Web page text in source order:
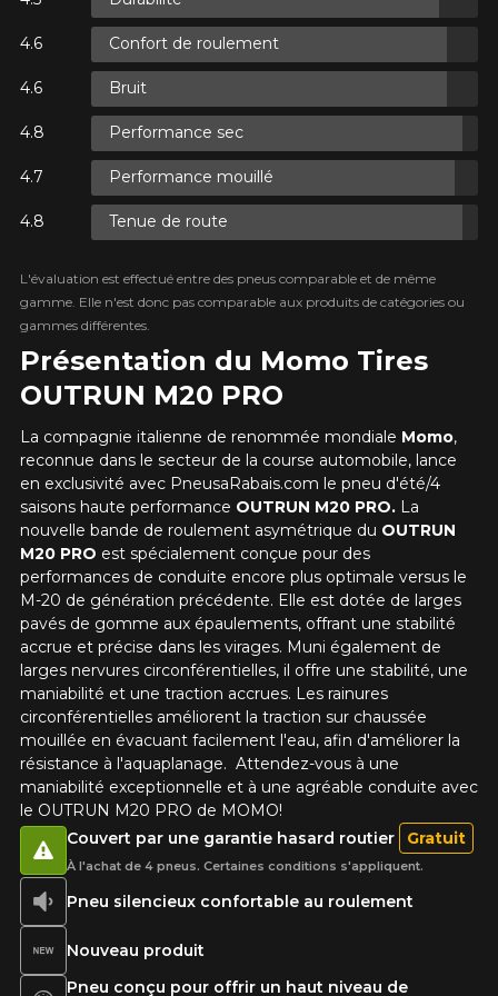
SUR
SUR
Présentation du Momo Tires
OUTRUN M20 PRO
La compagnie italienne de renommée mondiale Momo,
reconnue dans le secteur de la course automobile, lance
en exclusivité avec PneusaRabais.com le pneu d'été/4
saisons haute performance OUTRUN M20 PRO. La
nouvelle bande de roulement asymétrique du OUTRUN
M20 PRO est spécialement conçue pour des
performances de conduite encore plus optimale versus le
M-20 de génération précédente. Elle est dotée de larges
pavés de gomme aux épaulements, offrant une stabilité
accrue et précise dans les virages. Muni également de
larges nervures circonférentielles, il offre une stabilité, une
maniabilité et une traction accrues. Les rainures
circonférentielles améliorent la traction sur chaussée
mouillée en évacuant facilement l'eau, afin d'améliorer la
résistance à l'aquaplanage. Attendez-vous à une
maniabilité exceptionnelle et à une agréable conduite avec
le OUTRUN M20 PRO de MOMO!
Confort de roulement
Bruit
Performance sec
Performance mouillé
Tenue de route
L'évaluation est effectué entre des pneus comparable et de même
gamme. Elle n'est donc pas comparable aux produits de catégories ou
gammes différentes.
Pneu silencieux confortable au roulement
Nouveau produit
Pneu conçu pour offrir un haut niveau de
Couvert par une garantie hasard routier Gratuit
À l'achat de 4 pneus. Certaines conditions s'appliquent.
Courriel
Votre véhicule
Marque
Modèle
Option
KM parcourus
Style de conduite
Condition de route
Votre avis
VOICI LES DIMENSIONS POUR VOTRE VÉHICULE
Que magasinez-vous?
Malheureusement, aucun résultat ne
recherche n'est disponible en ligne